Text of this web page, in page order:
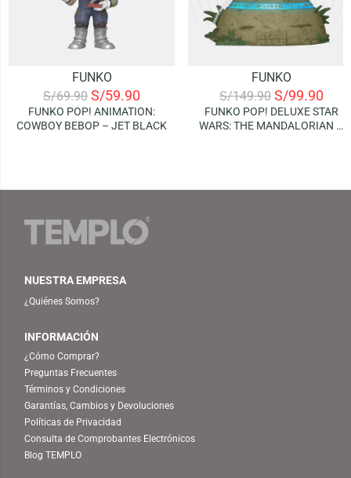
FUNKO
S/69.90 S/59.90
FUNKO POP! ANIMATION:
COWBOY BEBOP – JET BLACK
FUNKO
S/149.90 S/99.90
FUNKO POP! DELUXE STAR
WARS: THE MANDALORIAN –
NUESTRA EMPRESA
¿Quiénes Somos?
INFORMACIÓN
¿Cómo Comprar?
Preguntas Frecuentes
Términos y Condiciones
Garantías, Cambios y Devoluciones
Políticas de Privacidad
Consulta de Comprobantes Electrónicos
Blog TEMPLO